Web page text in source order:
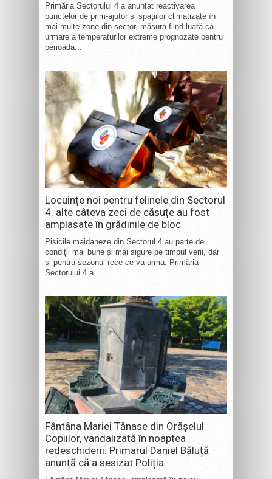
Primăria Sectorului 4 a anunțat reactivarea
punctelor de prim-ajutor și spațiilor climatizate în
mai multe zone din sector, măsura fiind luată ca
urmare a temperaturilor extreme prognozate pentru
perioada...
Locuințe noi pentru felinele din Sectorul
4: alte câteva zeci de căsuțe au fost
amplasate în grădinile de bloc
Pisicile maidaneze din Sectorul 4 au parte de
condiții mai bune și mai sigure pe timpul verii, dar
și pentru sezonul rece ce va urma. Primăria
Sectorului 4 a...
Fântâna Mariei Tănase din Orășelul
Copiilor, vandalizată în noaptea
redeschiderii. Primarul Daniel Băluță
anunță că a sesizat Poliția